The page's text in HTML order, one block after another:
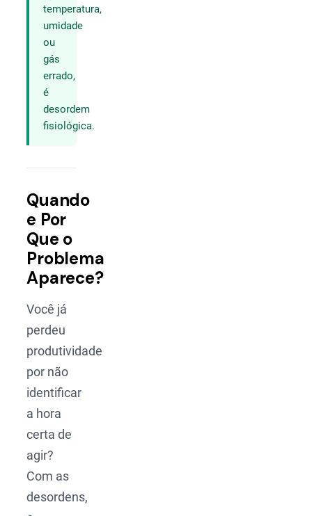
temperatura,
umidade
ou
gás
errado,
é
desordem
fisiológica.
Quando
e Por
Que o
Problema
Aparece?
Você já
perdeu
produtividade
por não
identificar
a hora
certa de
agir?
Com as
desordens,